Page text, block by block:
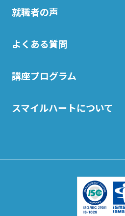
就職者の声
よくある質問
講座プログラム
スマイルハートについて